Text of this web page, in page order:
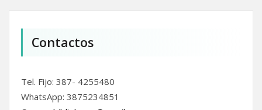
Contactos
Tel. Fijo: 387- 4255480
WhatsApp: 3875234851